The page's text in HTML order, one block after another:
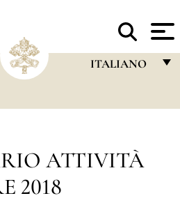
ITALIANO
ATTIVITÀ
2018